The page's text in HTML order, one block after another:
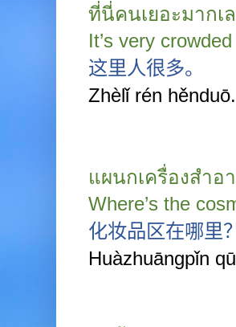
ที่นี่คนเยอะมากเ
It’s very
这里人很多。
Zhèlǐ rén hěnduō.
แผนกเครื่องสำอ
Where’s the
化妆品区在哪里？
Huàzhuāngpǐn